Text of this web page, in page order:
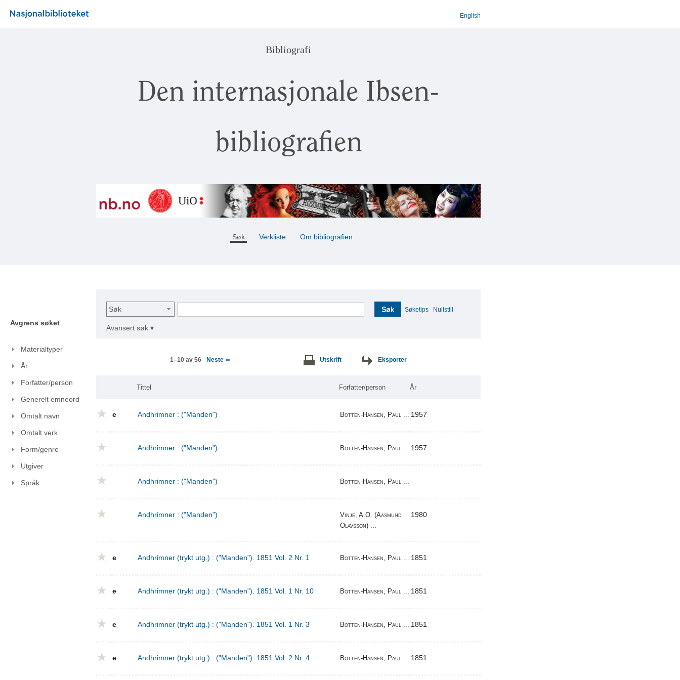
English
Bibliografi
Den internasjonale Ibsen-
bibliografien
Søk Verkliste Om bibliografien
Avgrens søket
Materialtyper
År
Forfatter/person
Generelt emneord
Omtalt navn
Omtalt verk
Form/genre
Utgiver
Språk
Søk Søk Søketips Nullstill
Avansert søk ▾
1–10 av 56 Neste>> Utskrift Eksporter
Tittel Forfatter/person År
e Andhrimner : ("Manden") Botten-Hansen, Paul ... 1957
Andhrimner : ("Manden") Botten-Hansen, Paul ... 1957
Andhrimner : ("Manden") Botten-Hansen, Paul ...
Andhrimner : ("Manden")
Vinje, A.O. (Aasmund
Olavsson) ...
1980
e Andhrimner (trykt utg.) : ("Manden"). 1851 Vol. 2 Nr. 1 Botten-Hansen, Paul ... 1851
e Andhrimner (trykt utg.) : ("Manden"). 1851 Vol. 1 Nr. 10 Botten-Hansen, Paul ... 1851
e Andhrimner (trykt utg.) : ("Manden"). 1851 Vol. 1 Nr. 3 Botten-Hansen, Paul ... 1851
e Andhrimner (trykt utg.) : ("Manden"). 1851 Vol. 2 Nr. 4 Botten-Hansen, Paul ... 1851